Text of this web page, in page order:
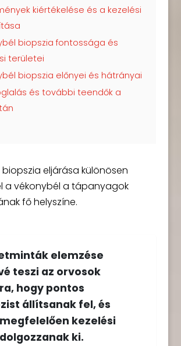
kiértékelése és a kezelési
biopszia fontossága és
területei
biopszia előnyei és hátrányai
és további teendők a
eljárása különösen
a vékonybél a tápanyagok
fő helyszíne.
elemzése
teszi az orvosok
hogy pontos
állítsanak fel, és
kezelési
ki.